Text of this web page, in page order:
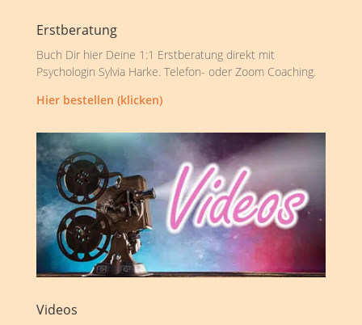
Erstberatung
Buch Dir hier Deine 1:1 Erstberatung direkt mit
Psychologin Sylvia Harke. Telefon- oder Zoom Coaching.
Hier bestellen (klicken)
Videos